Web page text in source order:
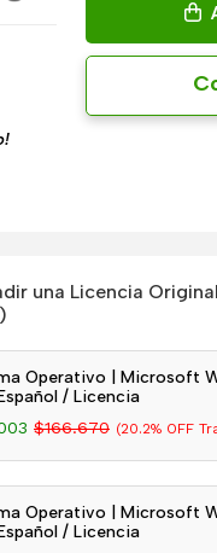
una Licencia
Operativo | Microsoft
/ Licencia
$166.670 (20.2% OFF
Operativo | Microsoft
/ Licencia